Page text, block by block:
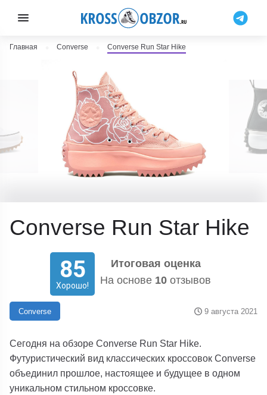
Главная Converse Converse Run Star Hike
Converse Run Star Hike
85
Хорошо!
Итоговая оценка
На основе 10 отзывов
Converse 9 августа 2021
Сегодня на обзоре Converse Run Star Hike.
Футуристический вид классических кроссовок Converse
объединил прошлое, настоящее и будущее в одном
уникальном стильном кроссовке.